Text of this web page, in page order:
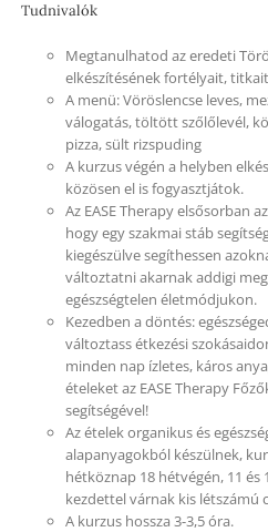
Tudnivalók
Megtanulhatod az eredeti
elkészítésének fortélyait,
A menü: Vöröslencse leves,
válogatás, töltött szőlőlevél,
pizza, sült rizspuding
A kurzus végén a helyben
közösen el is fogyasztjátok.
Az EASE Therapy elsősorban
hogy egy szakmai stáb
kiegészülve segíthessen
változtatni akarnak addigi
egészségtelen életmódjukon.
Kezedben a döntés:
változtass étkezési
minden nap ízletes, káros
ételeket az EASE Therapy
segítségével!
Az ételek organikus és
alapanyagokból készülnek,
hétköznap 18 hétvégén, 11 és
kezdettel várnak kis létszámú
A kurzus hossza 3-3,5 óra.